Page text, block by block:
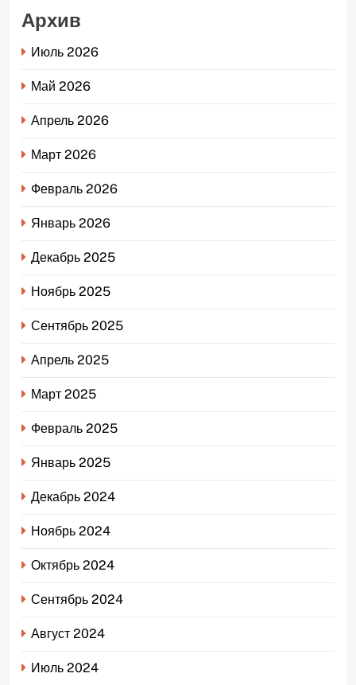
Архив
Июль 2026
Май 2026
Апрель 2026
Март 2026
Февраль 2026
Январь 2026
Декабрь 2025
Ноябрь 2025
Сентябрь 2025
Апрель 2025
Март 2025
Февраль 2025
Январь 2025
Декабрь 2024
Ноябрь 2024
Октябрь 2024
Сентябрь 2024
Август 2024
Июль 2024